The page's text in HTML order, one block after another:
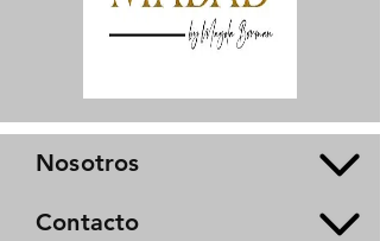
Nosotros
Contacto